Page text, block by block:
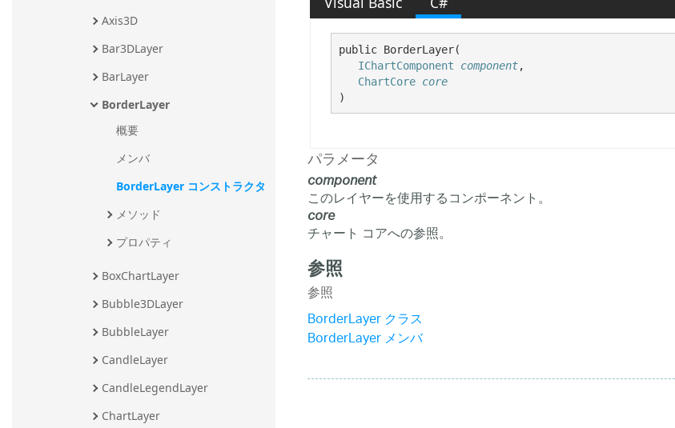
Axis3D
Bar3DLayer
BarLayer
BorderLayer
概要
メンバ
BorderLayer コンストラクタ
メソッド
プロパティ
BoxChartLayer
Bubble3DLayer
BubbleLayer
CandleLayer
CandleLegendLayer
ChartLayer
public BorderLayer(
IChartComponent
component,
ChartCore core
)
パラメータ
component
このレイヤーを使用するコンポーネント。
core
チャート コアへの参照。
参照
参照
BorderLayer クラス
BorderLayer メンバ